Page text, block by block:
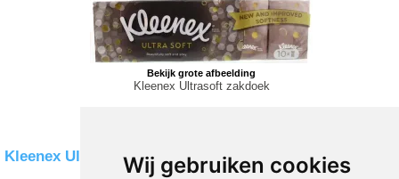
Wij gebruiken cookies
Bekijk grote afbeelding
Kleenex Ultrasoft zakdoek
Kleenex Ultrasoft zakdoek